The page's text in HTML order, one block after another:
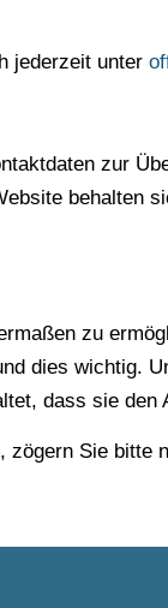
jederzeit unter
zur
behalten
zu
dies wichtig.
dass sie den
zögern Sie bitte